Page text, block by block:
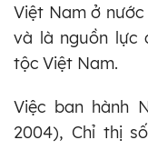
Việt Nam ở
và là nguồn lực
tộc Việt Nam.
Việc ban hành
2004), Chỉ thị